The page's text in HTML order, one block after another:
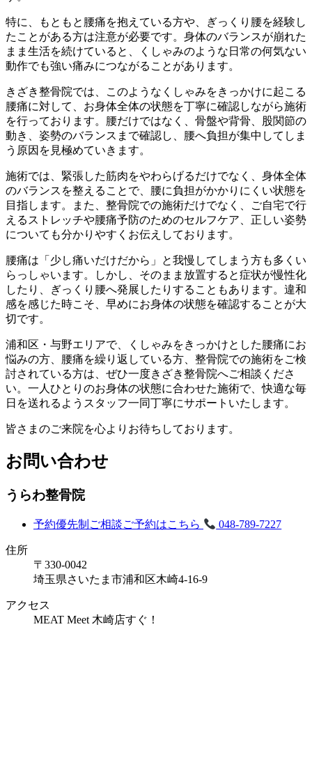
特に、もともと腰痛を抱えている方や、ぎっくり腰を経験し
たことがある方は注意が必要です。身体のバランスが崩れた
まま生活を続けていると、くしゃみのような日常の何気ない
動作でも強い痛みにつながることがあります。
きざき整骨院では、このようなくしゃみをきっかけに起こる
腰痛に対して、お身体全体の状態を丁寧に確認しながら施術
を行っております。腰だけではなく、骨盤や背骨、股関節の
動き、姿勢のバランスまで確認し、腰へ負担が集中してしま
う原因を見極めていきます。
施術では、緊張した筋肉をやわらげるだけでなく、身体全体
のバランスを整えることで、腰に負担がかかりにくい状態を
目指します。また、整骨院での施術だけでなく、ご自宅で行
えるストレッチや腰痛予防のためのセルフケア、正しい姿勢
についても分かりやすくお伝えしております。
腰痛は「少し痛いだけだから」と我慢してしまう方も多くい
らっしゃいます。しかし、そのまま放置すると症状が慢性化
したり、ぎっくり腰へ発展したりすることもあります。違和
感を感じた時こそ、早めにお身体の状態を確認することが大
切です。
浦和区・与野エリアで、くしゃみをきっかけとした腰痛にお
悩みの方、腰痛を繰り返している方、整骨院での施術をご検
討されている方は、ぜひ一度きざき整骨院へご相談くださ
い。一人ひとりのお身体の状態に合わせた施術で、快適な毎
日を送れるようスタッフ一同丁寧にサポートいたします。
皆さまのご来院を心よりお待ちしております。
お問い合わせ
うらわ整骨院
予約優先制 ご相談ご予約はこちら 048-789-7227
住所
〒330-0042
埼玉県さいたま市浦和区木崎4-16-9
アクセス
MEAT Meet 木崎店すぐ！